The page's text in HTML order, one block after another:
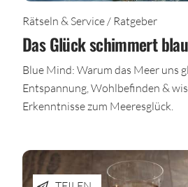
Rätseln & Service / Ratgeber
Das Glück schimmert
Blue Mind: Warum das Meer uns
Entspannung, Wohlbefinden &
Erkenntnisse zum Meeresglück.